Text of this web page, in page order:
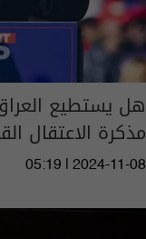
هل يستطيع
مذكرة الاعتقال
05:19 | 2024-11-08